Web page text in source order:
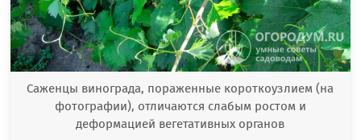
Саженцы винограда, пораженные короткоузлием (на
фотографии), отличаются слабым ростом и
деформацией вегетативных органов